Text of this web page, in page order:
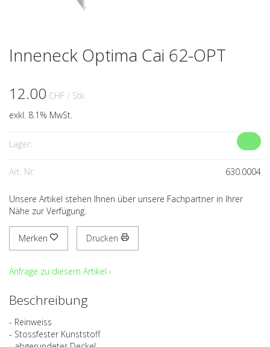
Inneneck Optima Cai 62-OPT
12.00 CHF / Stk.
exkl. 8.1% MwSt.
Lager:
Art. Nr: 630.0004
Unsere Artikel stehen Ihnen über unsere Fachpartner in Ihrer
Nähe zur Verfügung.
Merken Drucken
Anfrage zu diesem Artikel ›
Beschreibung
- Reinweiss
- Stossfester Kunststoff